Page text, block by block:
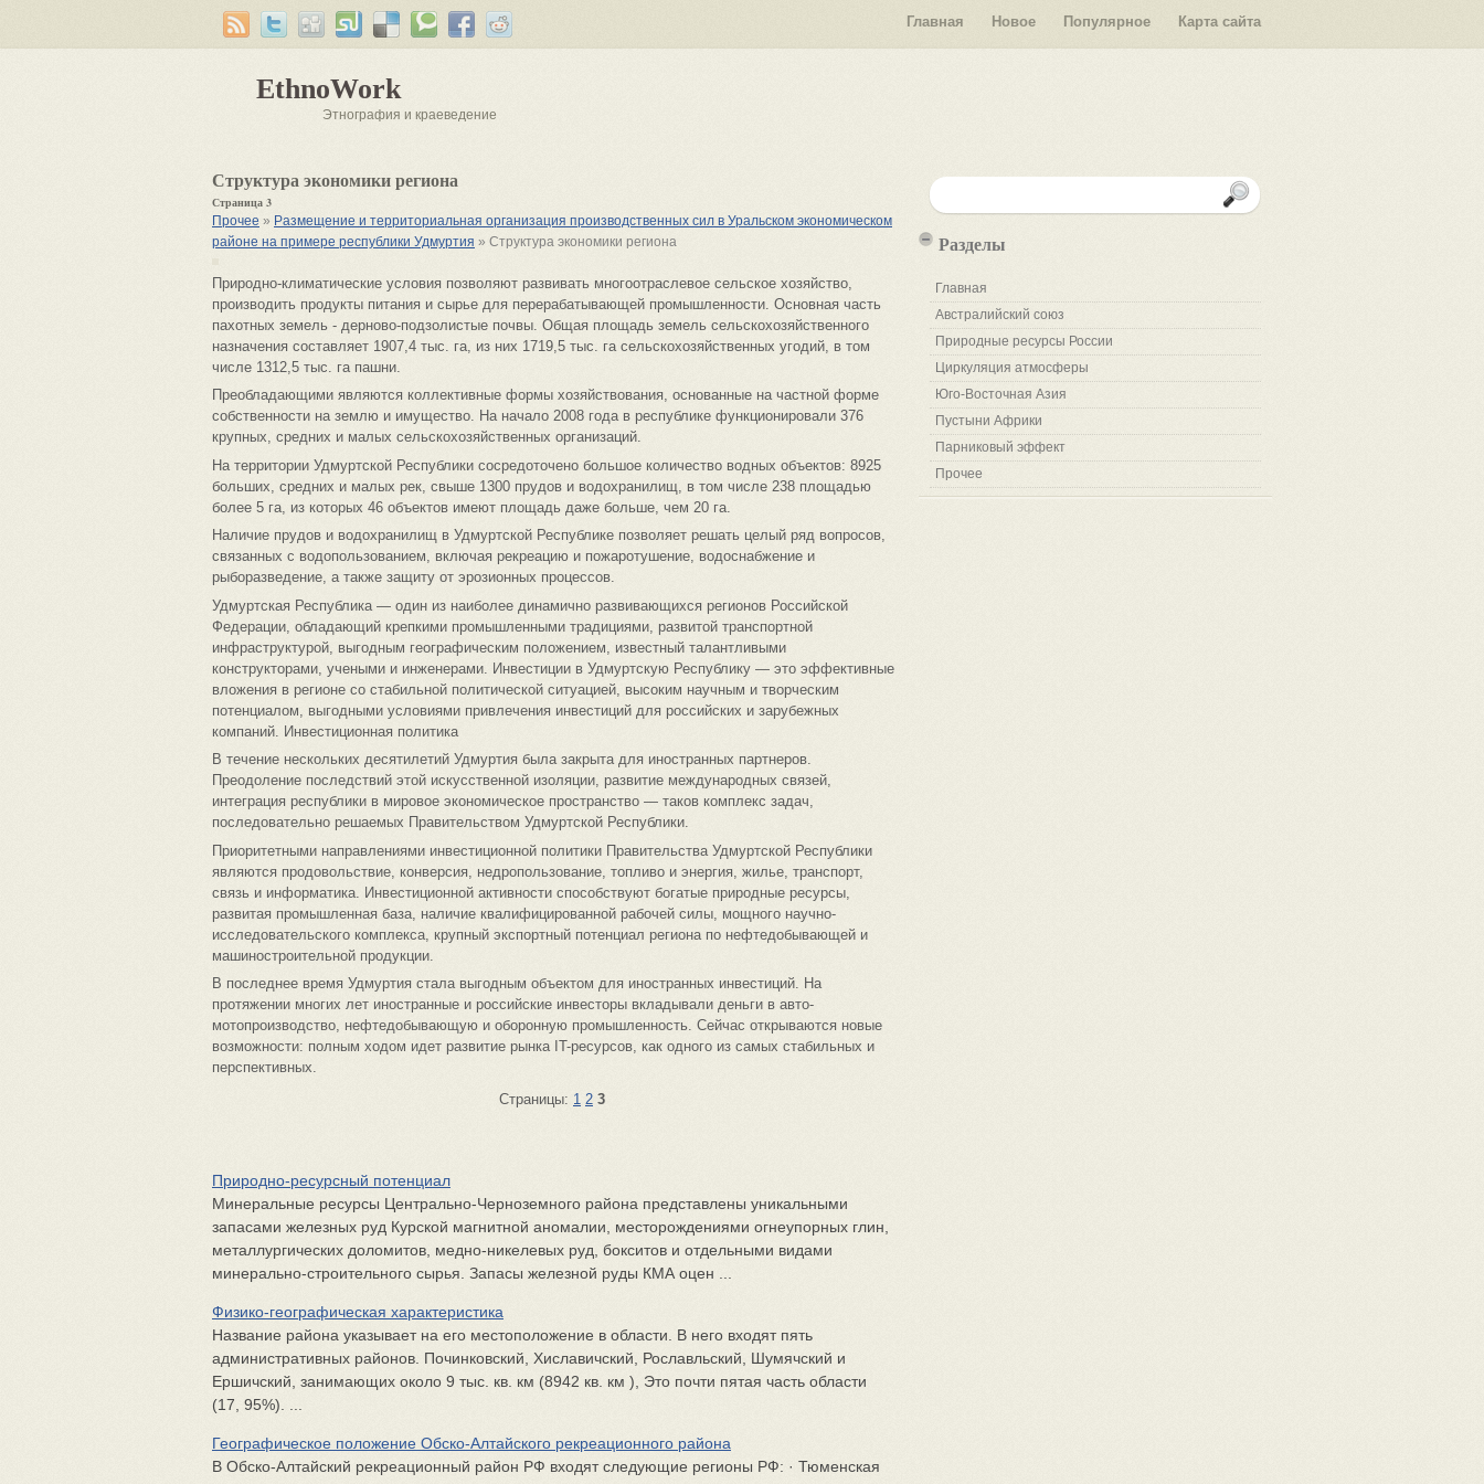
EthnoWork
Этнография и краеведение
Главная Новое Популярное Карта сайта
Структура экономики региона
Страница 3
Прочее » Размещение и территориальная организация производственных сил в Уральском экономическом
районе на примере республики Удмуртия » Структура экономики региона
Природно-климатические условия позволяют развивать многоотраслевое сельское хозяйство,
производить продукты питания и сырье для перерабатывающей промышленности. Основная часть
пахотных земель - дерново-подзолистые почвы. Общая площадь земель сельскохозяйственного
назначения составляет 1907,4 тыс. га, из них 1719,5 тыс. га сельскохозяйственных угодий, в том
числе 1312,5 тыс. га пашни.
Преобладающими являются коллективные формы хозяйствования, основанные на частной форме
собственности на землю и имущество. На начало 2008 года в республике функционировали 376
крупных, средних и малых сельскохозяйственных организаций.
На территории Удмуртской Республики сосредоточено большое количество водных объектов: 8925
больших, средних и малых рек, свыше 1300 прудов и водохранилищ, в том числе 238 площадью
более 5 га, из которых 46 объектов имеют площадь даже больше, чем 20 га.
Наличие прудов и водохранилищ в Удмуртской Республике позволяет решать целый ряд вопросов,
связанных с водопользованием, включая рекреацию и пожаротушение, водоснабжение и
рыборазведение, а также защиту от эрозионных процессов.
Удмуртская Республика — один из наиболее динамично развивающихся регионов Российской
Федерации, обладающий крепкими промышленными традициями, развитой транспортной
инфраструктурой, выгодным географическим положением, известный талантливыми
конструкторами, учеными и инженерами. Инвестиции в Удмуртскую Республику — это эффективные
вложения в регионе со стабильной политической ситуацией, высоким научным и творческим
потенциалом, выгодными условиями привлечения инвестиций для российских и зарубежных
компаний. Инвестиционная политика
В течение нескольких десятилетий Удмуртия была закрыта для иностранных партнеров.
Преодоление последствий этой искусственной изоляции, развитие международных связей,
интеграция республики в мировое экономическое пространство — таков комплекс задач,
последовательно решаемых Правительством Удмуртской Республики.
Приоритетными направлениями инвестиционной политики Правительства Удмуртской Республики
являются продовольствие, конверсия, недропользование, топливо и энергия, жилье, транспорт,
связь и информатика. Инвестиционной активности способствуют богатые природные ресурсы,
развитая промышленная база, наличие квалифицированной рабочей силы, мощного научно-
исследовательского комплекса, крупный экспортный потенциал региона по нефтедобывающей и
машиностроительной продукции.
В последнее время Удмуртия стала выгодным объектом для иностранных инвестиций. На
протяжении многих лет иностранные и российские инвесторы вкладывали деньги в авто-
мотопроизводство, нефтедобывающую и оборонную промышленность. Сейчас открываются новые
возможности: полным ходом идет развитие рынка IT-ресурсов, как одного из самых стабильных и
перспективных.
Страницы: 1 2 3
Природно-ресурсный потенциал
Минеральные ресурсы Центрально-Черноземного района представлены уникальными
запасами железных руд Курской магнитной аномалии, месторождениями огнеупорных глин,
металлургических доломитов, медно-никелевых руд, бокситов и отдельными видами
минерально-строительного сырья. Запасы железной руды КМА оцен ...
Физико-географическая характеристика
Название района указывает на его местоположение в области. В него входят пять
административных районов. Починковский, Хиславичский, Рославльский, Шумячский и
Ершичский, занимающих около 9 тыс. кв. км (8942 кв. км ), Это почти пятая часть области
(17, 95%). ...
Географическое положение Обско-Алтайского рекреационного района
В Обско-Алтайский рекреационный район РФ входят следующие регионы РФ: · Тюменская
Разделы
Главная
Австралийский союз
Природные ресурсы России
Циркуляция атмосферы
Юго-Восточная Азия
Пустыни Африки
Парниковый эффект
Прочее